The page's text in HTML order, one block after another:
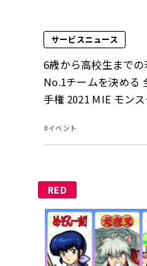
サービスニュース
6歳から高校生まで
No.1チームを決める
手権 2021 MIE モン
#イベント
RED